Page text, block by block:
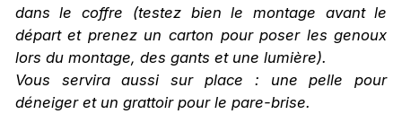
dans le coffre (testez bien le montage avant le
départ et prenez un carton pour poser les genoux
lors du montage, des gants et une lumière).
Vous servira aussi sur place : une pelle pour
déneiger et un grattoir pour le pare-brise.